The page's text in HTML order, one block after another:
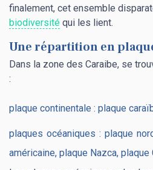
finalement, cet ensemble
biodiversité qui les lient.
Une répartition en
Dans la zone des Caraibe, se
:
plaque continentale : plaque
plaques océaniques : plaque
américaine, plaque Nazca, plaque